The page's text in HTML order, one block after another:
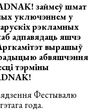
займеў шмат
уключэннем у
рэкламных
адпавядаць яшчэ
вырашыў
абвяшчэння
тэрміны
Фестывалю
года.